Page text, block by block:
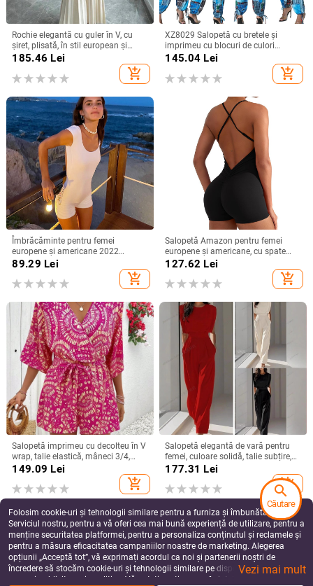
Rochie elegantă cu guler în V, cu
șiret, plisată, în stil european și
american, 2025, cu model francez
transfrontalier, de culoare solidă, cu
guler în V și talie înaltă
185.46 Lei
add_shopping_cart
XZ8029 Salopetă cu bretele și
imprimeu cu blocuri de culori
pentru femei europene și
americane, cu mânecă scurtă și
fermoar
145.04 Lei
add_shopping_cart
Îmbrăcăminte pentru femei
europene și americane 2022
primăvara și vara nouă, fără
mâneci, cu spate larg, salopetă
scurtă, cămașă versatilă, slim, cu
89.29 Lei
add_shopping_cart
Salopetă Amazon pentru femei
europene și americane, cu spate
fără sling, sexy, slim, pentru yoga,
2024, primăvară și vară, nouă
127.62 Lei
add_shopping_cart
Salopetă imprimeu cu decolteu în V
wrap, talie elastică, mâneci 3/4,
poliester
149.09 Lei
add_shopping_cart
Salopetă elegantă de vară pentru
femei, culoare solidă, talie subțire,
pentru comerț exterior
americane, elegantă, nouă
177.31 Lei
add_shopping_cart
Folosim cookie-uri și tehnologii similare pentru a furniza și îmbunătăți
Serviciul nostru, pentru a vă oferi cea mai bună experiență de utilizare, pentru a
menține securitatea platformei, pentru a personaliza conținutul și reclamele și
pentru a măsura eficacitatea campaniilor noastre de marketing. Alegerea
opțiunii „Acceptă tot”, vă exprimați acordul ca noi și partenerii noștri de
încredere să stocăm cookie-uri și tehnologii similare pe dispozitivul dvs. în
scopuri publicitare și analitice. Vă puteți gestiona preferințele în orice moment
Vezi mai mult
search
Căutare